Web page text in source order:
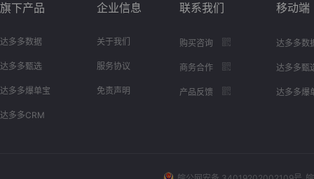
旗下产品
达多多数据
达多多甄选
达多多爆单宝
达多多CRM
企业信息
关于我们
服务协议
免责声明
联系我们
购买咨询
商务合作
产品反馈
移动端
达多多数
达多多甄
达多多爆